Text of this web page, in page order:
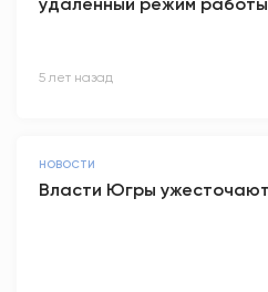
5 лет назад
НОВОСТИ
Власти Югры